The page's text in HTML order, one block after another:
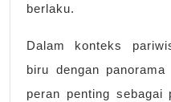
berlaku.
Dalam konteks
biru dengan
peran penting sebagai